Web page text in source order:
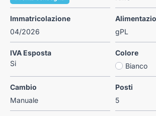
Immatricolazione
04/2026
gPL
IVA Esposta
Si
Colore
Bianco
Cambio
Manuale
Posti
5